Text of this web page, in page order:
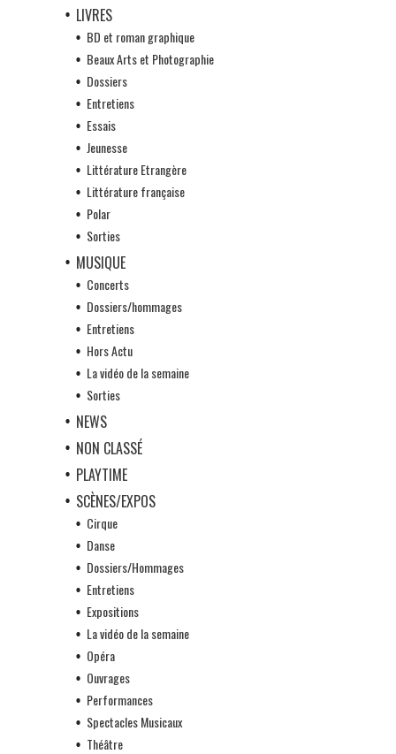
LIVRES
BD et roman graphique
Beaux Arts et Photographie
Dossiers
Entretiens
Essais
Jeunesse
Littérature Etrangère
Littérature française
Polar
Sorties
MUSIQUE
Concerts
Dossiers/hommages
Entretiens
Hors Actu
La vidéo de la semaine
Sorties
NEWS
NON CLASSÉ
PLAYTIME
SCÈNES/EXPOS
Cirque
Danse
Dossiers/Hommages
Entretiens
Expositions
La vidéo de la semaine
Opéra
Ouvrages
Performances
Spectacles Musicaux
Théâtre